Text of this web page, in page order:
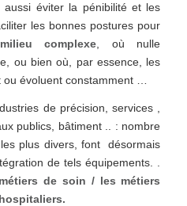
aussi éviter la pénibilité et les
les bonnes postures pour
complexe , où nulle
ou bien où, par essence, les
évoluent constamment …
de précision, services ,
publics, bâtiment .. : nombre
plus divers, font désormais
de tels équipements. .
de soin / les métiers